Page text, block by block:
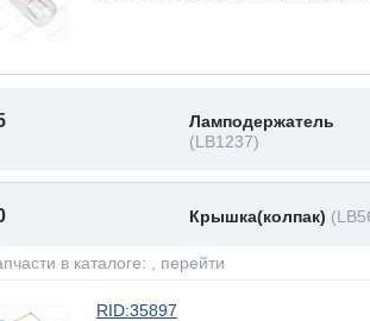
Ламподержатель
(LB1237)
Крышка(колпак)
в каталоге: , перейти
RID:35897